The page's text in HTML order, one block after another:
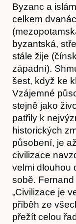
Byzanc a
celkem
byzantská,
stále žije
západní).
šest, když ke
Vzájemné
stejně jako
patřily k
historických
působení, je
civilizace
velmi dlouhou
sobě.
„Civilizace je
příběh ze
přežít celou